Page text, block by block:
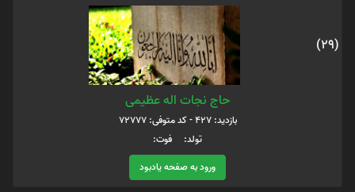
(29)
حاج نجات اله عظیمی
بازدید: 427 - کد متوفی: 72777
تولد: فوت:
ورود به صفحه یادبود